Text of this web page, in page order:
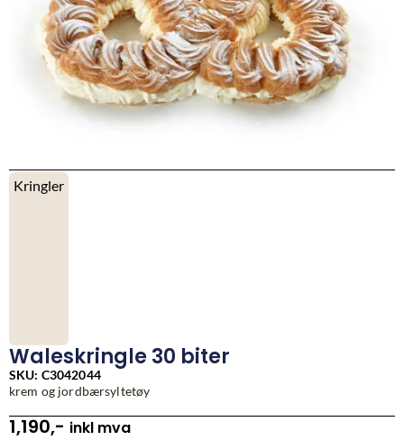
Kringler
Waleskringle 30 biter
SKU: C3042044
krem og jordbærsyltetøy
1,190,- inkl mva